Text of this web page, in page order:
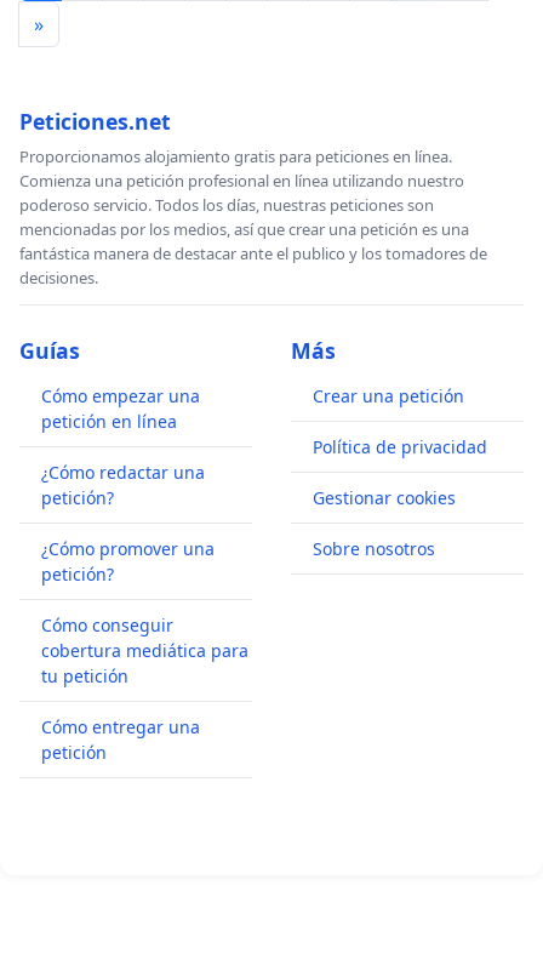
»
Peticiones.net
Proporcionamos alojamiento gratis para peticiones en línea.
Comienza una petición profesional en línea utilizando nuestro
poderoso servicio. Todos los días, nuestras peticiones son
mencionadas por los medios, así que crear una petición es una
fantástica manera de destacar ante el publico y los tomadores de
decisiones.
Guías
Cómo empezar una
petición en línea
¿Cómo redactar una
petición?
¿Cómo promover una
petición?
Cómo conseguir
cobertura mediática para
tu petición
Cómo entregar una
petición
Más
Crear una petición
Política de privacidad
Gestionar cookies
Sobre nosotros